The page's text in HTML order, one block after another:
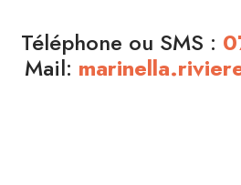
Téléphone ou SMS :
Mail: